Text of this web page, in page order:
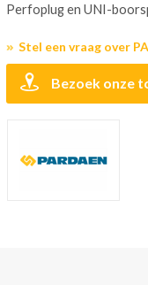
Perfoplug en UNI-
Stel een vraag over
Bezoek onze